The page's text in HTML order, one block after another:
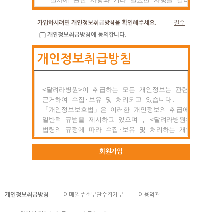
이용자의 권리, 의미 및 책임사항 등을 규정함을 목적
  합니다.
제2조 약관의 효력과 변경
(1) 이 약관은 이용자에게 공시함으로서 효력이 발생
(2) 달려라병원는 사정 변경의 경우와 영업상 중요사유
      전항과 같은 방법으로 효력이 발생합니다.
제3조 약관 외 준칙
  이 약관에 명시되지 않은 사항이 관계법령에 규정되어
  있을 경우에는 그 규정에 따릅니다.
○ 제2장 회원 가입과 서비스 이용
  양식을 작성하고 'ID'와 '비밀번호'를 발급받은 사람을
필수
가입하시려면 개인정보취급방침을 확인해주세요.
개인정보취급방침에 동의합니다.
개인정보취급방침
<달려라병원>이 취급하는 모든 개인정보는 관련 법령에
근거하여 수집·보유 및 처리되고 있습니다.
「개인정보보호법」은 이러한 개인정보의 취급에 대한
일반적 규범을 제시하고 있으며 , <달려라병원>은 이러한
법령의 규정에 따라 수집·보유 및 처리하는 개인정보를
공공업무의 적절한 수행과 정보주체의 권익을 보호하기
위해 적법하고 적정하게 취급할 것입니다.
권익의 침해 등에 대하여 행정심판법에서 정하는 바에 따
회원가입
개인정보취급방침 이메일주소무단수집거부 이용약관